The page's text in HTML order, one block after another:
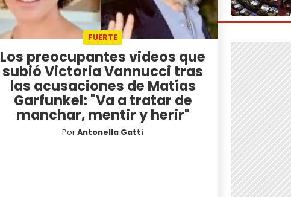
FUERTE
Los preocupantes videos que
subió Victoria Vannucci tras
las acusaciones de Matías
Garfunkel: "Va a tratar de
manchar, mentir y herir"
PorAntonella Gatti